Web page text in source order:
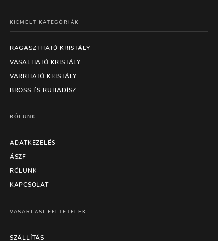
KIEMELT KATEGÓRIÁK
RAGASZTHATÓ KRISTÁLY
VASALHATÓ KRISTÁLY
VARRHATÓ KRISTÁLY
BROSS ÉS RUHADÍSZ
RÓLUNK
ADATKEZELÉS
ÁSZF
RÓLUNK
KAPCSOLAT
VÁSÁRLÁSI FELTÉTELEK
SZÁLLÍTÁS